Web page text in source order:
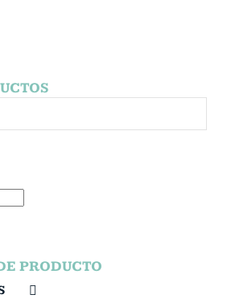
PRODUCTO